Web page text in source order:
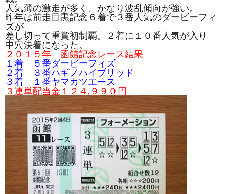
人気薄の激走が多く、かなり波乱傾向が強い。
昨年は前走目黒記念６着で３番人気のダービーフィ
ズが
差し切って重賞初制覇。２着に１０番人気が入り
中穴決着になった。
２０１５年 函館記念レース結果
１着 ５番ダービーフィズ
２着 ３番ハギノハイブリッド
３着 １番ヤマカツエース
３連単配当金１２４,９９０円